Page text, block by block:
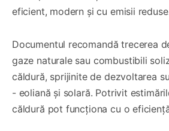
eficient, modern și cu emisii
Documentul recomandă trecerea
gaze naturale sau combustibili
căldură, sprijinite de dezvoltarea
- eoliană și solară. Potrivit
căldură pot funcționa cu o